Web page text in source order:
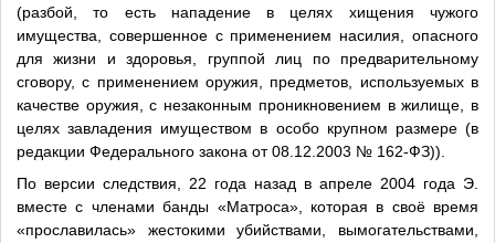
(разбой, то есть нападение в целях хищения чужого
имущества, совершенное с применением насилия, опасного
для жизни и здоровья, группой лиц по предварительному
сговору, с применением оружия, предметов, используемых в
качестве оружия, с незаконным проникновением в жилище, в
целях завладения имуществом в особо крупном размере (в
редакции Федерального закона от 08.12.2003 № 162-ФЗ)).
По версии следствия, 22 года назад в апреле 2004 года Э.
вместе с членами банды «Матроса», которая в своё время
«прославилась» жестокими убийствами, вымогательствами,